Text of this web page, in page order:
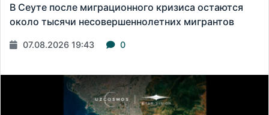
В Сеуте после миграционного кризиса остаются
около тысячи несовершеннолетних мигрантов
07.08.2026 19:43 0